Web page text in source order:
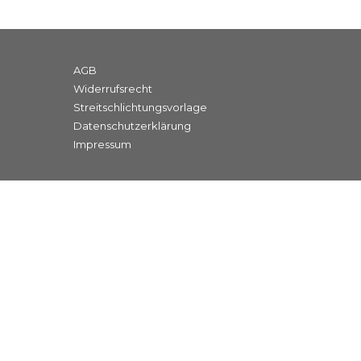
AGB
Widerrufsrecht
Streitschlichtungsvorlage
Datenschutzerklärung
Impressum